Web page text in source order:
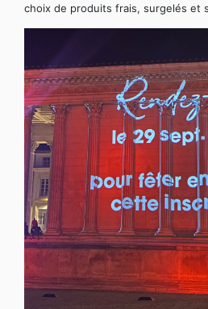
choix de produits frais, surgelés et